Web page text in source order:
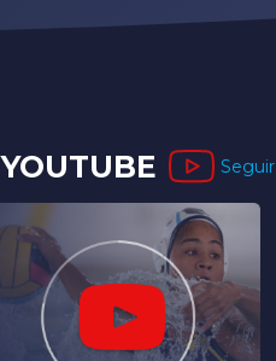
YOUTUBE Seguir